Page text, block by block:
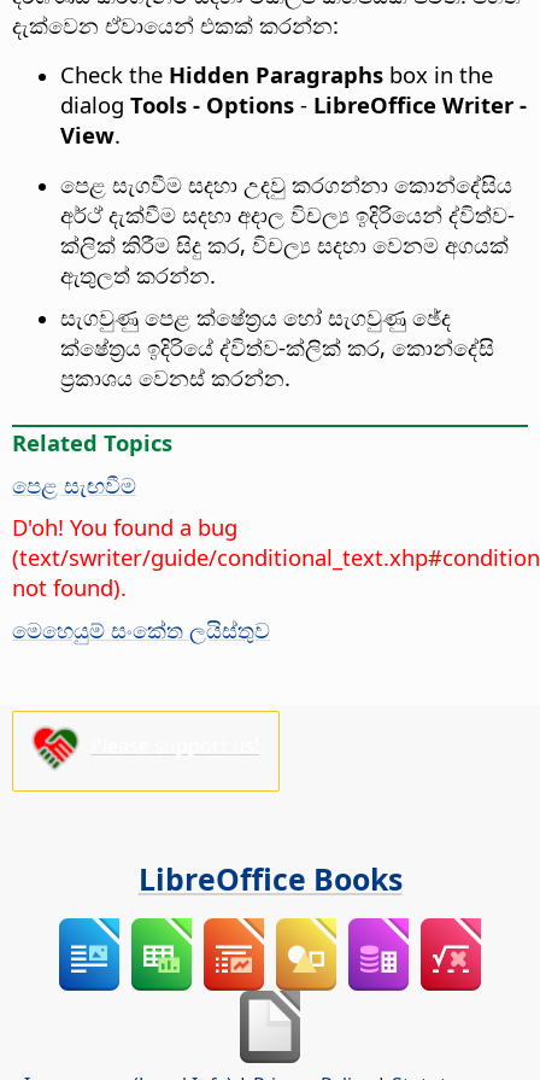
දැක්වෙන ඒවායෙන් එකක් කරන්න:
Check the Hidden Paragraphs box in the
dialog Tools - Options - LibreOffice Writer -
View.
පෙළ සැගවීම සදහා උදවු කරගන්නා කොන්දේසිය
අර්ථ් දැක්වීම සදහා අදාල විචල්‍ය ඉදිරියෙන් ද්විත්ව-
ක්ලික් කිරීම සිදු කර, විචල්‍ය සදහා වෙනම අගයක්
ඇතුලත් කරන්න.
සැගවුණු පෙළ ක්ෂේත්‍රය හෝ සැගවුණු ඡේද
ක්ෂේත්‍රය ඉදිරියේ ද්විත්ව-ක්ලික් කර, කොන්දේසි
ප්‍රකාශය වෙනස් කරන්න.
Related Topics
පෙළ සැඟවීම
D'oh! You found a bug
(text/swriter/guide/
not found).
මෙහෙයුම් සංකේත ලයිස්තුව
LibreOffice Books